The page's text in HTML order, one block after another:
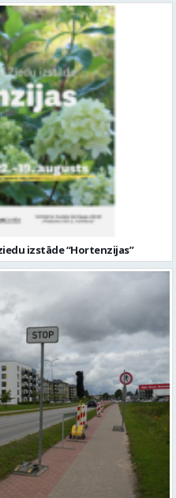
izstāde “Hortenzijas”